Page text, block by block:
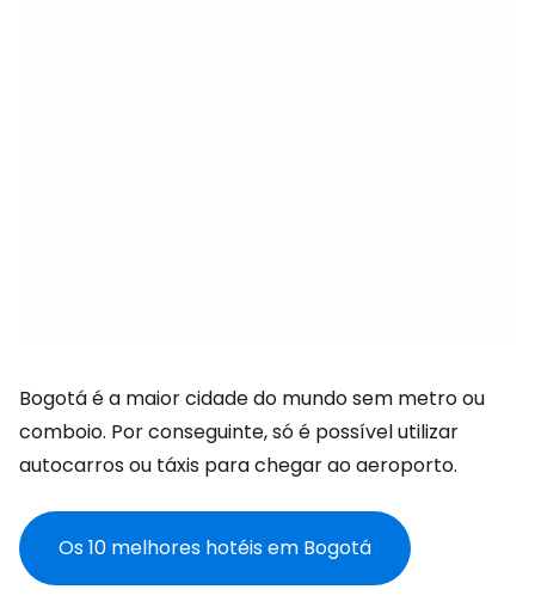
Bogotá é a maior cidade do mundo sem metro ou
comboio. Por conseguinte, só é possível utilizar
autocarros ou táxis para chegar ao aeroporto.
Os 10 melhores hotéis em Bogotá